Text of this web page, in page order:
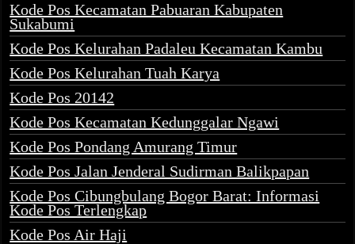
Kode Pos Kecamatan Pabuaran Kabupaten
Sukabumi
Kode Pos Kelurahan Padaleu Kecamatan Kambu
Kode Pos Kelurahan Tuah Karya
Kode Pos 20142
Kode Pos Kecamatan Kedunggalar Ngawi
Kode Pos Pondang Amurang Timur
Kode Pos Jalan Jenderal Sudirman Balikpapan
Kode Pos Cibungbulang Bogor Barat: Informasi
Kode Pos Terlengkap
Kode Pos Air Haji